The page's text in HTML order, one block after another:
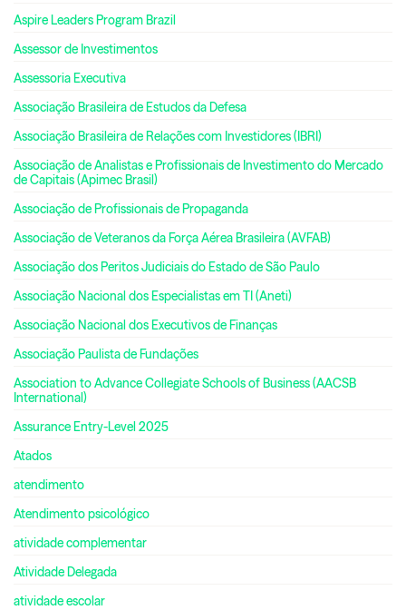
Aspire Leaders Program Brazil
Assessor de Investimentos
Assessoria Executiva
Associação Brasileira de Estudos da Defesa
Associação Brasileira de Relações com Investidores (IBRI)
Associação de Analistas e Profissionais de Investimento do Mercado
de Capitais (Apimec Brasil)
Associação de Profissionais de Propaganda
Associação de Veteranos da Força Aérea Brasileira (AVFAB)
Associação dos Peritos Judiciais do Estado de São Paulo
Associação Nacional dos Especialistas em TI (Aneti)
Associação Nacional dos Executivos de Finanças
Associação Paulista de Fundações
Association to Advance Collegiate Schools of Business (AACSB
International)
Assurance Entry-Level 2025
Atados
atendimento
Atendimento psicológico
atividade complementar
Atividade Delegada
atividade escolar